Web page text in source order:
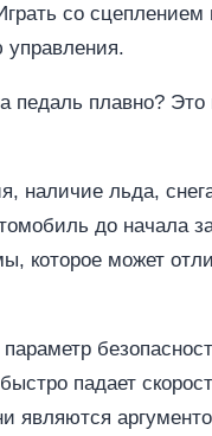
со
управления.
педаль плавно?
наличие льда,
до начала
которое может
падает
являются